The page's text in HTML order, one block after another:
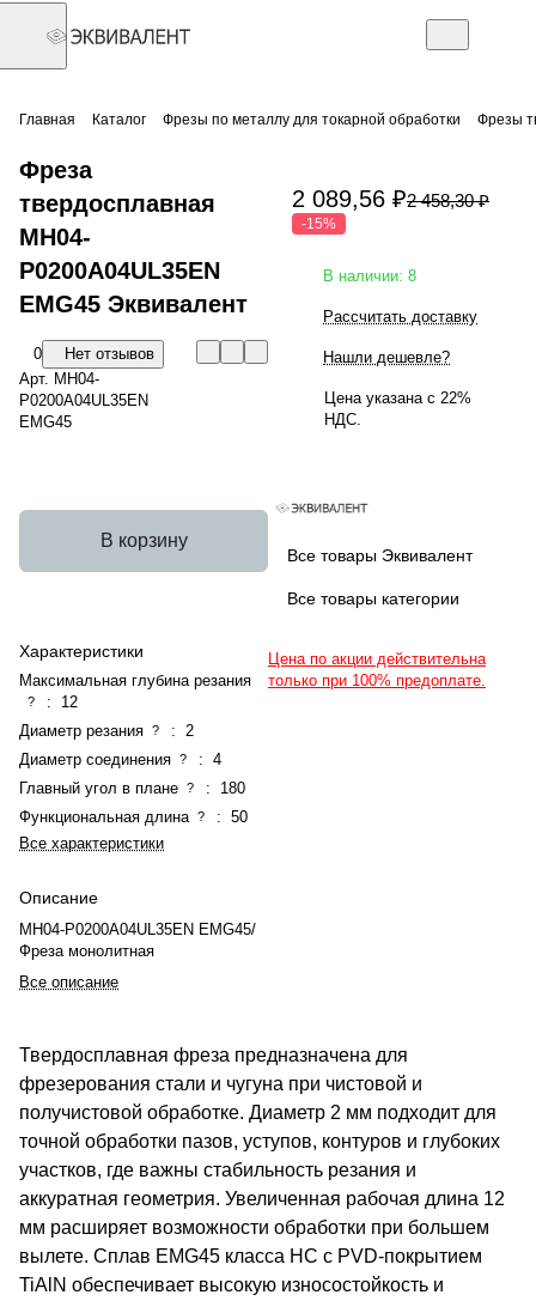
Главная Каталог Фрезы по металлу для токарной обработки Фрезы
Фреза
твердосплавная
MH04-
P0200A04UL35EN
EMG45 Эквивалент
0
Нет отзывов
Арт. MH04-
P0200A04UL35EN
EMG45
В корзину
Характеристики
Максимальная глубина резания
? :
12
Диаметр резания ? :
2
Диаметр соединения ? : 4
Главный угол в плане ? :
180
Функциональная длина ? : 50
Все характеристики
Описание
MH04-P0200A04UL35EN EMG45/
Фреза монолитная
Все описание
2 089,56 ₽2 458,30 ₽
-15%
В наличии: 8
Рассчитать доставку
Нашли дешевле?
Цена указана с 22%
НДС.
Все товары Эквивалент
Все товары категории
Цена по акции действительна
только при 100% предоплате.
Твердосплавная фреза предназначена для
фрезерования стали и чугуна при чистовой и
получистовой обработке. Диаметр 2 мм подходит для
точной обработки пазов, уступов, контуров и глубоких
участков, где важны стабильность резания и
аккуратная геометрия. Увеличенная рабочая длина 12
мм расширяет возможности обработки при большем
вылете. Сплав EMG45 класса HC с PVD-покрытием
TiAlN обеспечивает высокую износостойкость и